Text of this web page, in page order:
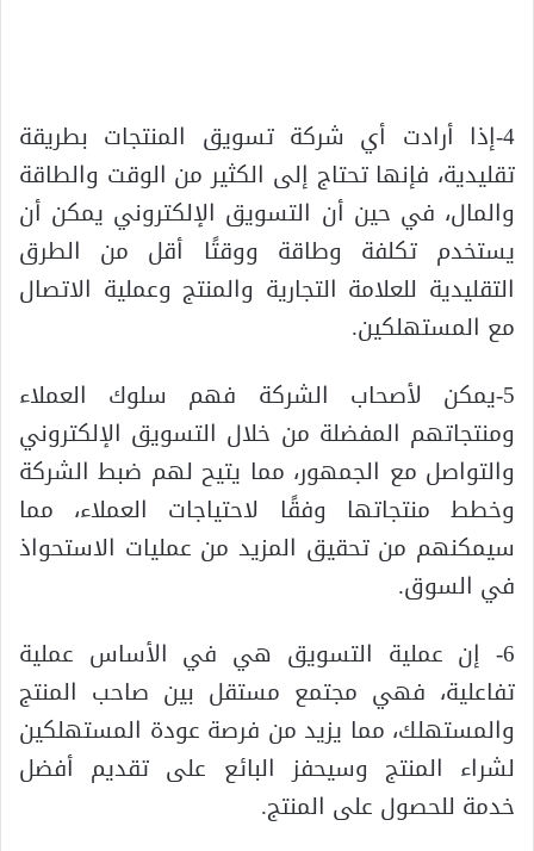
4-إذا أرادت أي شركة تسويق المنتجات بطريقة
تقليدية، فإنها تحتاج إلى الكثير من الوقت والطاقة
والمال، في حين أن التسويق الإلكتروني يمكن أن
يستخدم تكلفة وطاقة ووقتًا أقل من الطرق
التقليدية للعلامة التجارية والمنتج وعملية الاتصال
مع المستهلكين.
5-يمكن لأصحاب الشركة فهم سلوك العملاء
ومنتجاتهم المفضلة من خلال التسويق الإلكتروني
والتواصل مع الجمهور، مما يتيح لهم ضبط الشركة
وخطط منتجاتها وفقًا لاحتياجات العملاء، مما
سيمكنهم من تحقيق المزيد من عمليات الاستحواذ
في السوق.
6- إن عملية التسويق هي في الأساس عملية
تفاعلية، فهي مجتمع مستقل بين صاحب المنتج
والمستهلك، مما يزيد من فرصة عودة المستهلكين
لشراء المنتج وسيحفز البائع على تقديم أفضل
خدمة للحصول على المنتج.